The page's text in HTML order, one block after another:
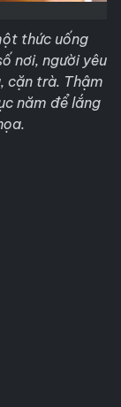
thức uống
nơi, người yêu
cặn trà. Thậm
năm để lắng